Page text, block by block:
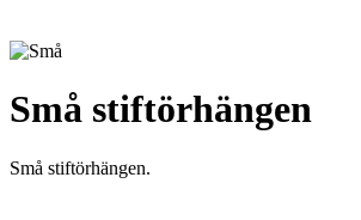
Små stiftörhängen
Små stiftörhängen.